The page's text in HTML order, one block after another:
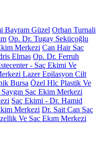
Bayram Güzel Orhan Turnali
Op. Dr. Tugay Seküçoğlu
Merkezi Can Hair Sac
Elmas Op. Dr. Ferruh
- Saç Ekimi Ve
Lazer Epilasyon Cilt
Bursa Özel Hlc Plastik Ve
Saç Ekim Merkezi
Saç Ekimi - Dr. Hamid
Merkezi Dr. Sait Can Saç
Ve Sac Ekım Merkezi